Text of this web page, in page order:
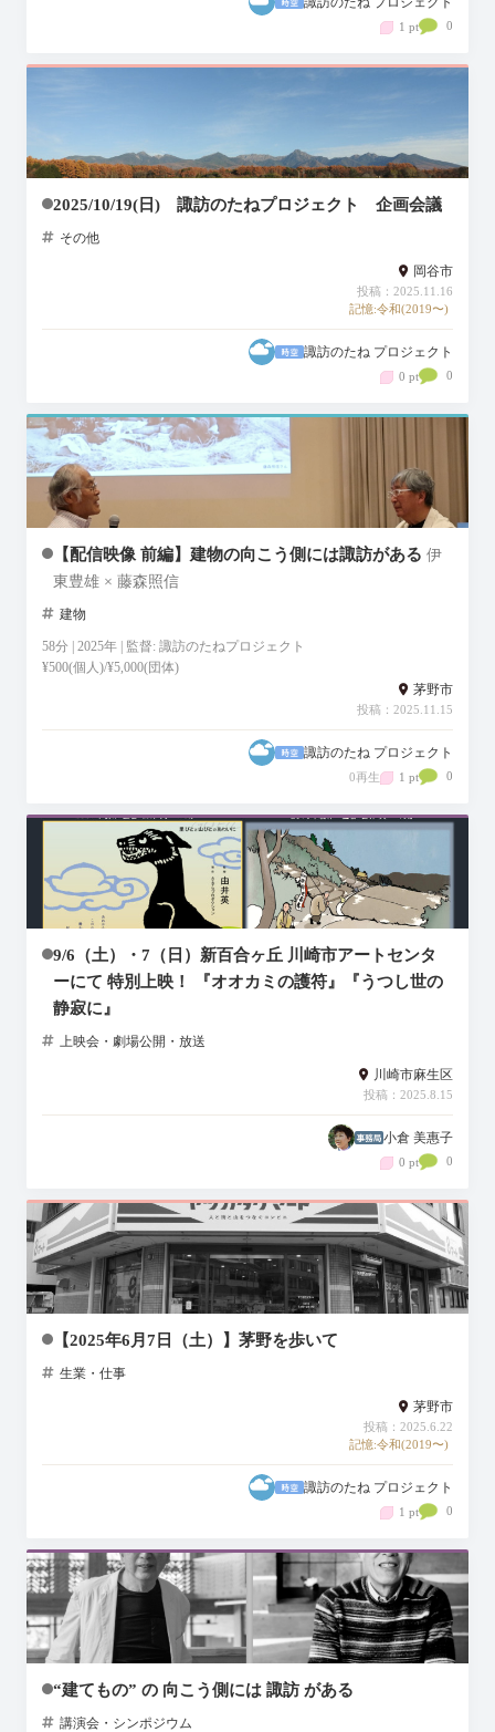
1 pt 0
2025/10/19(日) 諏訪のたねプロジェクト 企画会議
その他
岡谷市
投稿：2025.11.16
記憶:令和(2019〜)
諏訪のたね プロジェクト
0 pt 0
【配信映像 前編】建物の向こう側には諏訪がある 伊
東豊雄 × 藤森照信
建物
58分 | 2025年 | 監督: 諏訪のたねプロジェクト
¥500(個人)/¥5,000(団体)
茅野市
投稿：2025.11.15
諏訪のたね プロジェクト
0再生 1 pt 0
9/6（土）・7（日）新百合ヶ丘 川崎市アートセンタ
ーにて 特別上映！ 『オオカミの護符』『うつし世の
静寂に』
上映会・劇場公開・放送
川崎市麻生区
投稿：2025.8.15
小倉 美惠子
0 pt 0
【2025年6月7日（土）】茅野を歩いて
生業・仕事
茅野市
投稿：2025.6.22
記憶:令和(2019〜)
諏訪のたね プロジェクト
1 pt 0
“建てもの” の 向こう側には 諏訪 がある
講演会・シンポジウム